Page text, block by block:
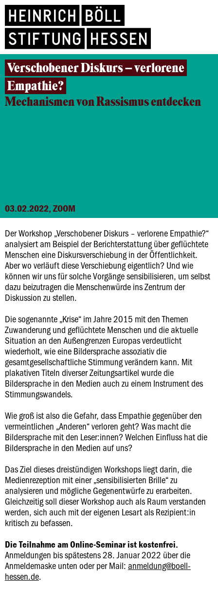
Verschobener Diskurs – verlorene
Empathie?
Mechanismen von Rassismus entdecken
03.02.2022, ZOOM
Der Workshop „Verschobener Diskurs – verlorene Empathie?“
analysiert am Beispiel der Berichterstattung über geflüchtete
Menschen eine Diskursverschiebung in der Öffentlichkeit.
Aber wo verläuft diese Verschiebung eigentlich? Und wie
können wir uns für solche Vorgänge sensibilisieren, um selbst
dazu beizutragen die Menschenwürde ins Zentrum der
Diskussion zu stellen.
Die sogenannte „Krise“ im Jahre 2015 mit den Themen
Zuwanderung und geflüchtete Menschen und die aktuelle
Situation an den Außengrenzen Europas verdeutlicht
wiederholt, wie eine Bildersprache assoziativ die
gesamtgesellschaftliche Stimmung verändern kann. Mit
plakativen Titeln diverser Zeitungsartikel wurde die
Bildersprache in den Medien auch zu einem Instrument des
Stimmungswandels.
Wie groß ist also die Gefahr, dass Empathie gegenüber den
vermeintlichen „Anderen“ verloren geht? Was macht die
Bildersprache mit den Leser:innen? Welchen Einfluss hat die
Bildersprache in den Medien auf uns?
Das Ziel dieses dreistündigen Workshops liegt darin, die
Medienrezeption mit einer „sensibilisierten Brille“ zu
analysieren und mögliche Gegenentwürfe zu erarbeiten.
Gleichzeitig soll dieser Workshop auch als Raum verstanden
werden, sich auch mit der eigenen Lesart als Rezipient:in
kritisch zu befassen.
Die Teilnahme am Online-Seminar ist kostenfrei.
Anmeldungen bis spätestens 28. Januar 2022 über die
Anmeldemaske unten oder per Mail: anmeldung@boell-
hessen.de.